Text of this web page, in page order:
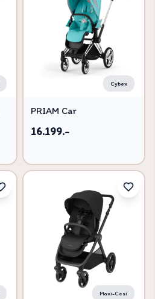
Cybex
PRIAM Car
16.199.-
Maxi-Cosi